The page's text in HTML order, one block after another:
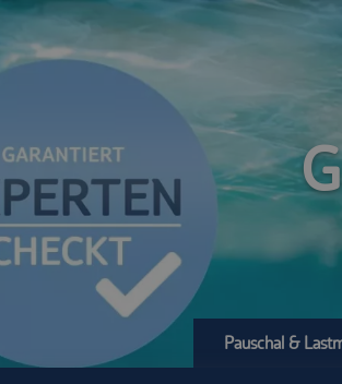
Pauschal &